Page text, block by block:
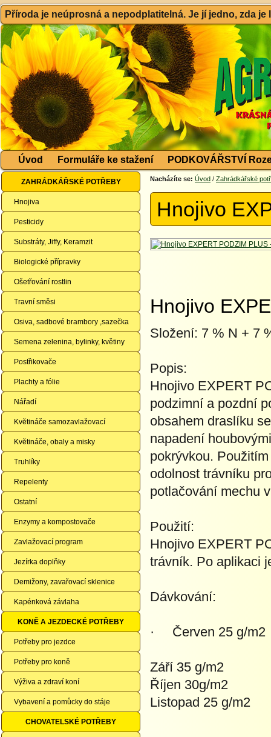
Příroda je neúprosná a nepodplatitelná. Je jí jedno, zda
Úvod Formuláře ke stažení PODKOVÁŘSTVÍ
ZAHRÁDKÁŘSKÉ POTŘEBY
Hnojiva
Pesticidy
Substráty, Jiffy, Keramzit
Biologické přípravky
Ošetřování rostlin
Travní směsi
Osiva, sadbové brambory ,sazečka
Semena zelenina, bylinky, květiny
Postřikovače
Plachty a fólie
Nářadí
Květináče samozavlažovací
Květináče, obaly a misky
Truhlíky
Repelenty
Ostatní
Enzymy a kompostovače
Zavlažovací program
Jezírka doplňky
Demižony, zavařovací sklenice
Kapénková závlaha
KONĚ A JEZDECKÉ POTŘEBY
Potřeby pro jezdce
Potřeby pro koně
Výživa a zdraví koní
Vybavení a pomůcky do stáje
CHOVATELSKÉ POTŘEBY
Nacházíte se: Úvod / Zahrádkářské
Hnojivo
Hnojivo
Složení: 7 % N + 7
Popis:
Hnojivo EXPERT
podzimní a pozdní
obsahem draslíku
napadení
pokrývkou.
odolnost trávníku
potlačování mechu
Použití:
Hnojivo EXPERT
trávník. Po aplikaci
Dávkování:
· Červen 25 g/m2
Září 35 g/m2
Říjen 30g/m2
Listopad 25 g/m2